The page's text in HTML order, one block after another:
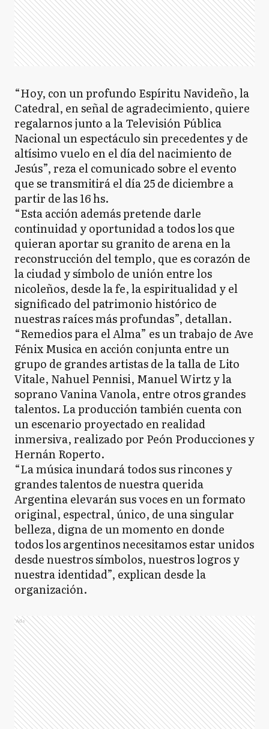
E Escobar
EE
ED Exaltación de la Cruz
E Ezeiza
FV Florencio Varela
FA Florentino Ameghino
GA General Alvarado
GA General Alvear
GA General Arenales
GB General Belgrano
GG General Guido
GL General Lavalle
GM General Madariaga
“Hoy, con un profundo Espíritu Navideño, la
Catedral, en señal de agradecimiento, quiere
regalarnos junto a la Televisión Pública
Nacional un espectáculo sin precedentes y de
altísimo vuelo en el día del nacimiento de
Jesús”, reza el comunicado sobre el evento
que se transmitirá el día 25 de diciembre a
partir de las 16 hs.
“Esta acción además pretende darle
continuidad y oportunidad a todos los que
quieran aportar su granito de arena en la
reconstrucción del templo, que es corazón de
la ciudad y símbolo de unión entre los
nicoleños, desde la fe, la espiritualidad y el
significado del patrimonio histórico de
nuestras raíces más profundas”, detallan.
“Remedios para el Alma” es un trabajo de Ave
Fénix Musica en acción conjunta entre un
grupo de grandes artistas de la talla de Lito
Vitale, Nahuel Pennisi, Manuel Wirtz y la
soprano Vanina Vanola, entre otros grandes
talentos. La producción también cuenta con
un escenario proyectado en realidad
inmersiva, realizado por Peón Producciones y
Hernán Roperto.
“La música inundará todos sus rincones y
grandes talentos de nuestra querida
Argentina elevarán sus voces en un formato
original, espectral, único, de una singular
belleza, digna de un momento en donde
todos los argentinos necesitamos estar unidos
desde nuestros símbolos, nuestros logros y
nuestra identidad”, explican desde la
organización.
Ads